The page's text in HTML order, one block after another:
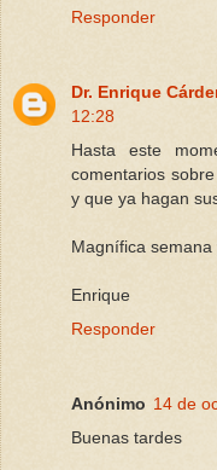
Responder
Dr. Enrique
12:28
Hasta este
comentarios
y que ya hagan
Magnífica
Enrique
Responder
Anónimo 14 de
Buenas tardes